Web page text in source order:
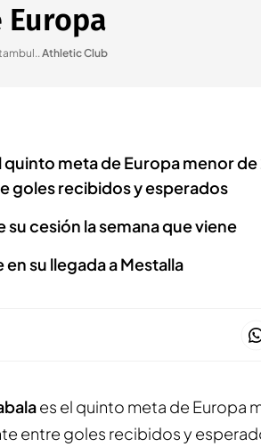
.Athletic Club
quinto meta de Europa menor
goles recibidos y esperados
su cesión la semana que viene
su llegada a Mestalla
es el quinto meta de Europa
entre goles recibidos y